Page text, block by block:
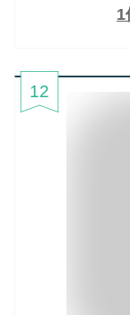
1
12